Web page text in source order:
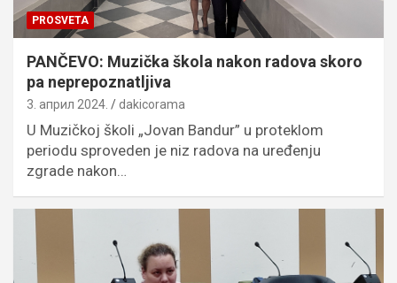
PROSVETA
PANČEVO: Muzička škola nakon radova skoro
pa neprepoznatljiva
3. април 2024. dakicorama
U Muzičkoj školi „Jovan Bandur” u proteklom
periodu sproveden je niz radova na uređenju
zgrade nakon…